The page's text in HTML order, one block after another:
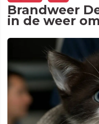
Brandweer
in de weer